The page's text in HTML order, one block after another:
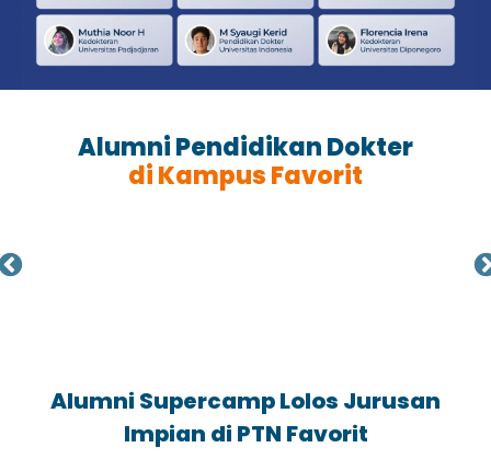
Alumni Pendidikan Dokter
di Kampus Favorit
Alumni Supercamp Lolos Jurusan
Impian di PTN Favorit